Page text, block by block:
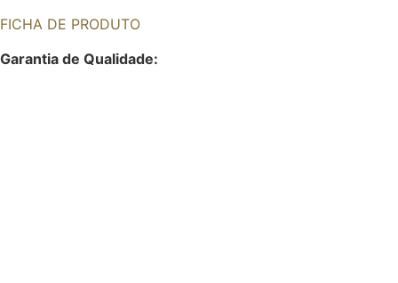
FICHA DE PRODUTO
Garantia de Qualidade: